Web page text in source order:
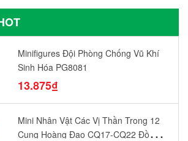
Minifigures Đội Phòng Chống Vũ Khí
Sinh Hóa PG8081
13.875₫
Mini Nhân Vật Các Vị Thần Trong 12
Cung Hoàng Đạo CQ17-CQ22 Đồ